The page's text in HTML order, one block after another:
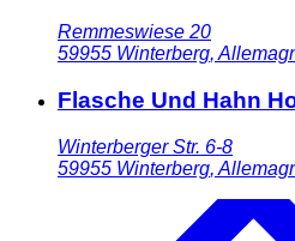
Remmeswiese 20
59955 Winterberg,
Flasche Und Hahn
Winterberger Str. 6-8
59955 Winterberg,